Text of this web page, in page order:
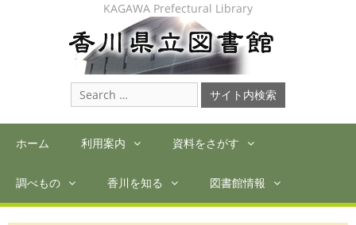
KAGAWA Prefectural Library
Search
for:
ホーム 利用案内 資料をさがす
調べもの 香川を知る 図書館情報